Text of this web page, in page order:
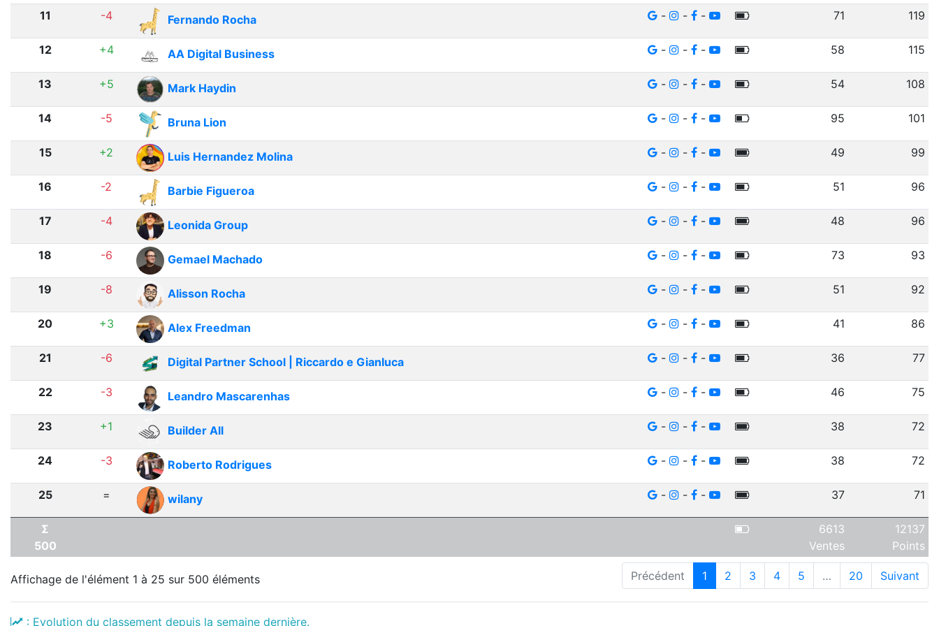
11 -4 Fernando Rocha - - - 71 119
12 +4 AA Digital Business - - - 58 115
13 +5 Mark Haydin - - - 54 108
14 -5 Bruna Lion - - - 95 101
15 +2 Luis Hernandez Molina - - - 49 99
16 -2 Barbie Figueroa - - - 51 96
17 -4 Leonida Group - - - 48 96
18 -6 Gemael Machado - - - 73 93
19 -8 Alisson Rocha - - - 51 92
20 +3 Alex Freedman - - - 41 86
21 -6 Digital Partner School | Riccardo e Gianluca - - - 36 77
22 -3 Leandro Mascarenhas - - - 46 75
23 +1 Builder All - - - 38 72
24 -3 Roberto Rodrigues - - - 38 72
25 = wilany - - - 37 71
Σ
500
6613
Ventes
12137
Points
Affichage de l'élément 1 à 25 sur 500 éléments Précédent 1 2 3 4 5 … 20 Suivant
: Evolution du classement depuis la semaine dernière.